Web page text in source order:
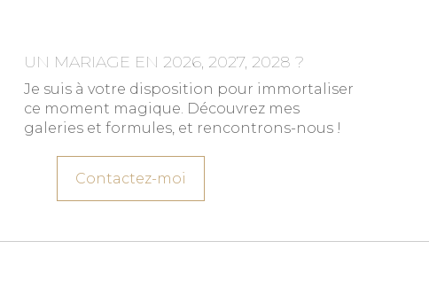
UN MARIAGE EN 2026, 2027, 2028 ?
Je suis à votre disposition pour immortaliser
ce moment magique. Découvrez mes
galeries et formules, et rencontrons-nous !
Contactez-moi